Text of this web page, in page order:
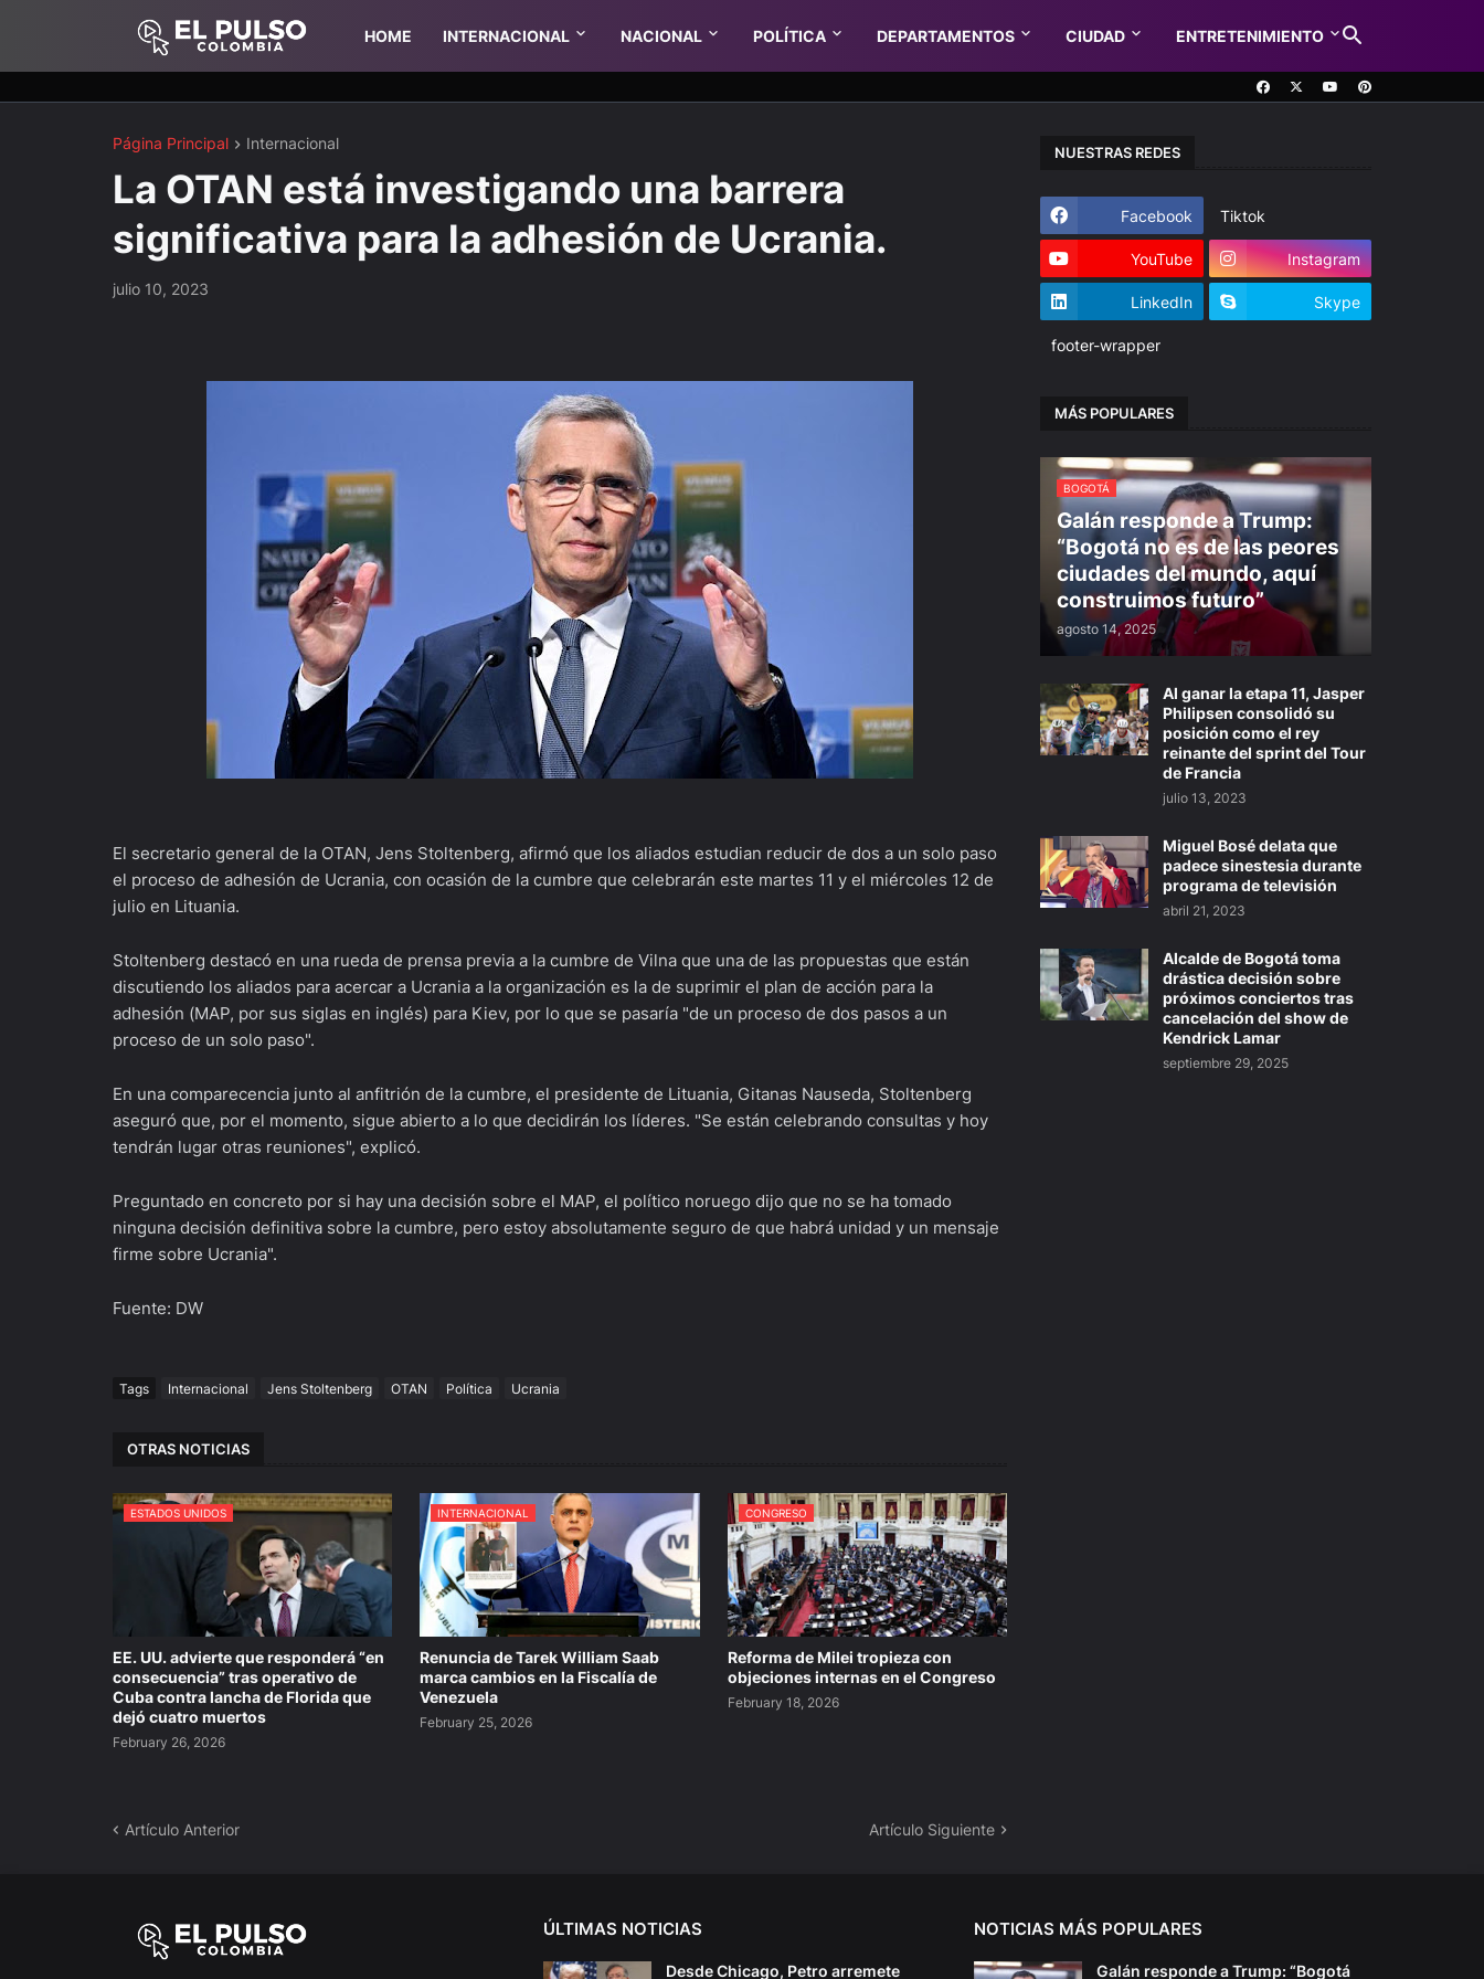
HOME INTERNACIONAL NACIONAL POLÍTICA DEPARTAMENTOS CIUDAD ENTRETENIMIENTO
Página Principal Internacional
La OTAN está investigando una barrera
significativa para la adhesión de Ucrania.
julio 10, 2023
El secretario general de la OTAN, Jens Stoltenberg, afirmó que los aliados estudian reducir de dos a un solo paso
el proceso de adhesión de Ucrania, con ocasión de la cumbre que celebrarán este martes 11 y el miércoles 12 de
julio en Lituania.
Stoltenberg destacó en una rueda de prensa previa a la cumbre de Vilna que una de las propuestas que están
discutiendo los aliados para acercar a Ucrania a la organización es la de suprimir el plan de acción para la
adhesión (MAP, por sus siglas en inglés) para Kiev, por lo que se pasaría "de un proceso de dos pasos a un
proceso de un solo paso".
En una comparecencia junto al anfitrión de la cumbre, el presidente de Lituania, Gitanas Nauseda, Stoltenberg
aseguró que, por el momento, sigue abierto a lo que decidirán los líderes. "Se están celebrando consultas y hoy
tendrán lugar otras reuniones", explicó.
Preguntado en concreto por si hay una decisión sobre el MAP, el político noruego dijo que no se ha tomado
ninguna decisión definitiva sobre la cumbre, pero estoy absolutamente seguro de que habrá unidad y un mensaje
firme sobre Ucrania".
Fuente: DW
Tags Internacional Jens Stoltenberg OTAN Política Ucrania
OTRAS NOTICIAS
ESTADOS UNIDOS
EE. UU. advierte que responderá “en
consecuencia” tras operativo de
Cuba contra lancha de Florida que
dejó cuatro muertos
February 26, 2026
INTERNACIONAL
Renuncia de Tarek William Saab
marca cambios en la Fiscalía de
Venezuela
February 25, 2026
CONGRESO
Reforma de Milei tropieza con
objeciones internas en el Congreso
February 18, 2026
Artículo Anterior Artículo Siguiente
NUESTRAS REDES
Facebook Tiktok
YouTube Instagram
LinkedIn Skype
footer-wrapper
MÁS POPULARES
BOGOTÁ
Galán responde a Trump:
“Bogotá no es de las peores
ciudades del mundo, aquí
construimos futuro”
agosto 14, 2025
Al ganar la etapa 11, Jasper
Philipsen consolidó su
posición como el rey
reinante del sprint del Tour
de Francia
julio 13, 2023
Miguel Bosé delata que
padece sinestesia durante
programa de televisión
abril 21, 2023
Alcalde de Bogotá toma
drástica decisión sobre
próximos conciertos tras
cancelación del show de
Kendrick Lamar
septiembre 29, 2025
ÚLTIMAS NOTICIAS
Desde Chicago, Petro arremete
NOTICIAS MÁS POPULARES
Galán responde a Trump: “Bogotá